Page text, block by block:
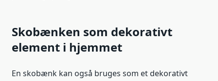
Skobænken som dekorativt
element i hjemmet
En skobænk kan også bruges som et dekorativt